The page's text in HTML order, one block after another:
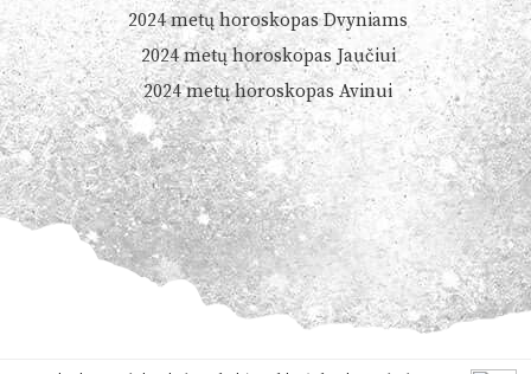
2024 metų horoskopas Dvyniams
2024 metų horoskopas Jaučiui
2024 metų horoskopas Avinui